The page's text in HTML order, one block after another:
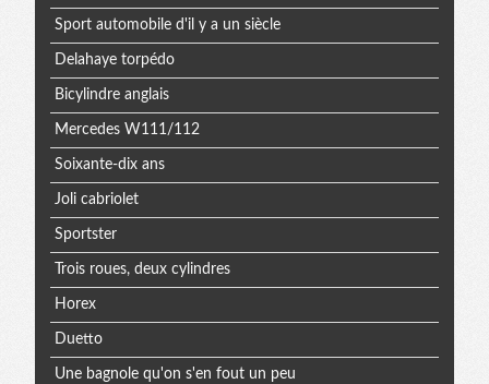
Sport automobile d'il y a un siècle
Delahaye torpédo
Bicylindre anglais
Mercedes W111/112
Soixante-dix ans
Joli cabriolet
Sportster
Trois roues, deux cylindres
Horex
Duetto
Une bagnole qu'on s'en fout un peu